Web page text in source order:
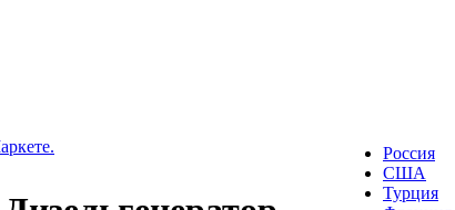
Россия
США
Турция